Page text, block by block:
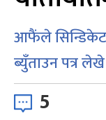
आफैंले
ब्युँताउन पत्र लेखे
5